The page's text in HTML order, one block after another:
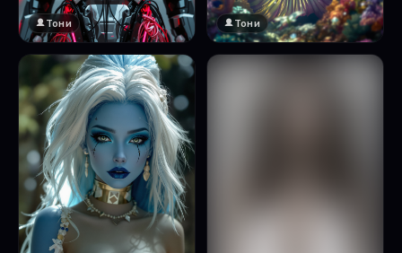
Тони Тони